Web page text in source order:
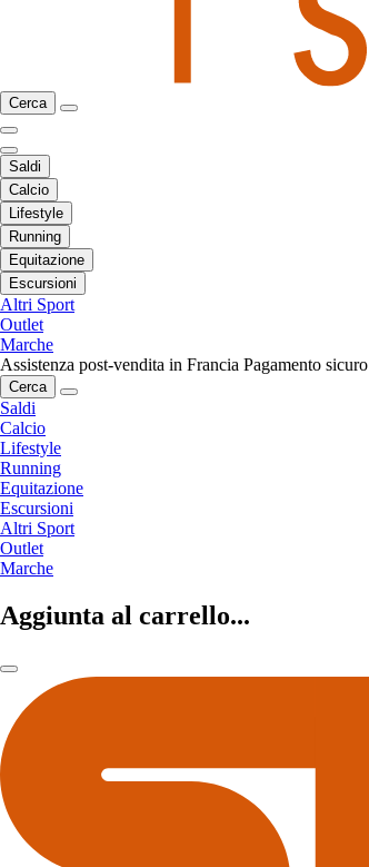
Cerca
Saldi
Calcio
Lifestyle
Running
Equitazione
Escursioni
Altri Sport
Outlet
Marche
Assistenza post-vendita in Francia Pagamento sicuro
Cerca
Saldi
Calcio
Lifestyle
Running
Equitazione
Escursioni
Altri Sport
Outlet
Marche
Aggiunta al carrello...